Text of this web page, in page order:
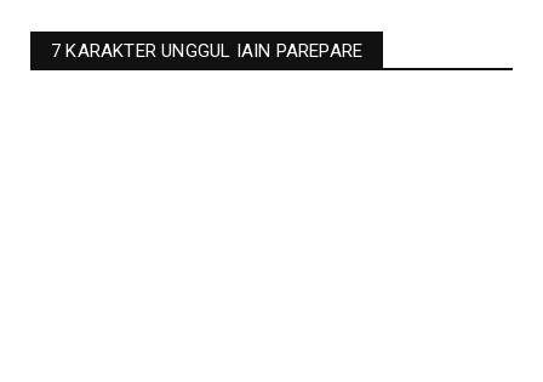
7 KARAKTER UNGGUL IAIN PAREPARE